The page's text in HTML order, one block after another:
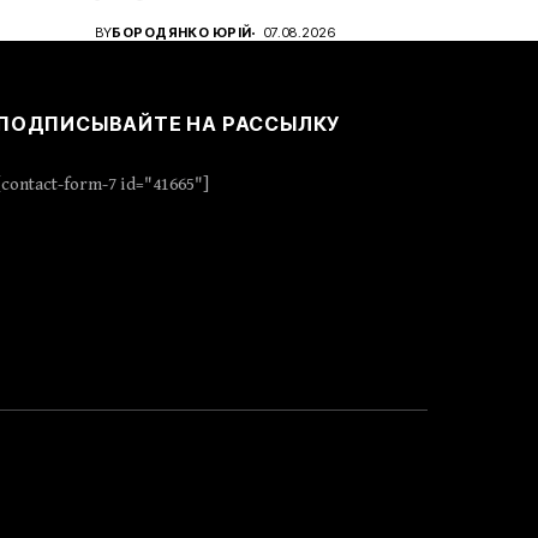
BYБОРОДЯНКО ЮРІЙ 07.08.2026
НА РАССЫЛКУ
[contact-form-7 id="41665"]